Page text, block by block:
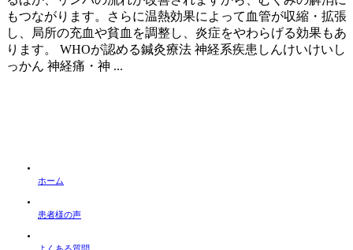
もつながります。さらに温熱効果によって血管が収縮・拡張
し、局所の充血や貧血を調整し、炎症をやわらげる効果もあ
ります。 WHOが認める鍼灸療法 神経系疾患しんけいけいし
っかん 神経痛・神 ...
ホーム
患者様の声
よくある質問